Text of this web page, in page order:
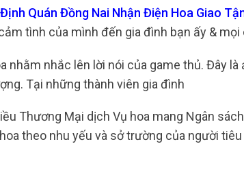
Quán Đồng Nai Nhận Điện Hoa Giao
tình của mình đến gia đình bạn ấy &
nhằm nhắc lên lời nói của game thủ. Đây
Tại những thành viên gia đình
Thương Mại dịch Vụ hoa mang Ngân
theo nhu yếu và sở trường của người